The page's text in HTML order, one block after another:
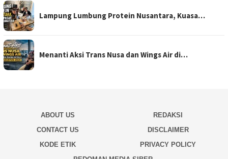
Lampung Lumbung Protein Nusantara, Kuasa…
Menanti Aksi Trans Nusa dan Wings Air di…
ABOUT US
REDAKSI
CONTACT US
DISCLAIMER
KODE ETIK
PRIVACY POLICY